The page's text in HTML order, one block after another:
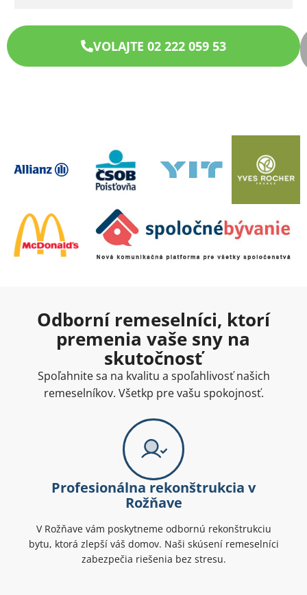
VOLAJTE 02 222 059 53
Odborní remeselníci, ktorí
premenia vaše sny na
skutočnosť
Spoľahnite sa na kvalitu a spoľahlivosť našich
remeselníkov. Všetkp pre vašu spokojnosť.
Profesionálna rekonštrukcia v
Rožňave
V Rožňave vám poskytneme odbornú rekonštrukciu
bytu, ktorá zlepší váš domov. Naši skúsení remeselníci
zabezpečia riešenia bez stresu.